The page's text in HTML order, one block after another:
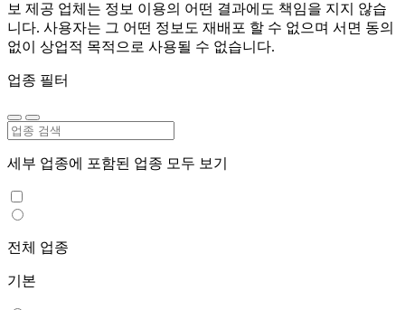
보 제공 업체는 정보 이용의 어떤 결과에도 책임을 지지 않습
니다. 사용자는 그 어떤 정보도 재배포 할 수 없으며 서면 동의
없이 상업적 목적으로 사용될 수 없습니다.
업종 필터
세부 업종에 포함된 업종 모두 보기
전체 업종
기본